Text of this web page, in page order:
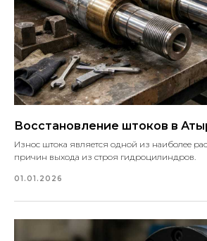
Восстановление штоков в
Износ штока является одной из наиболее
причин выхода из строя гидроцилиндров.
01.01.2026